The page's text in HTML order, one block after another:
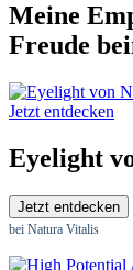
Meine
Freude
Jetzt entdecken
Eyelight
Jetzt entdecken
bei Natura Vitalis